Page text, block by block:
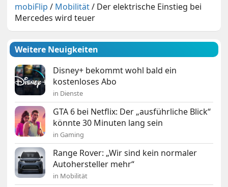
mobiFlip / Mobilität/ Der elektrische Einstieg bei
Mercedes wird teuer
Weitere Neuigkeiten
Disney+ bekommt wohl bald ein
kostenloses Abo
in Dienste
GTA 6 bei Netflix: Der „ausführliche Blick“
könnte 30 Minuten lang sein
in Gaming
Range Rover: „Wir sind kein normaler
Autohersteller mehr“
in Mobilität